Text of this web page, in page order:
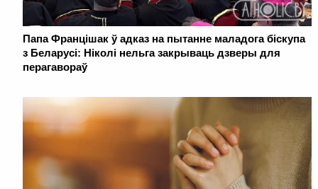
Папа Францішак ў адказ на пытанне маладога біскупа
з Беларусі: Ніколі нельга закрываць дзверы для
перагавораў